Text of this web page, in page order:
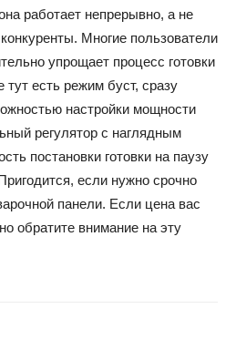
работает непрерывно, а не
Многие пользователи
упрощает процесс готовки
есть режим буст, сразу
настройки мощности
регулятор с наглядным
постановки готовки на паузу
если нужно срочно
панели. Если цена вас
обратите внимание на эту